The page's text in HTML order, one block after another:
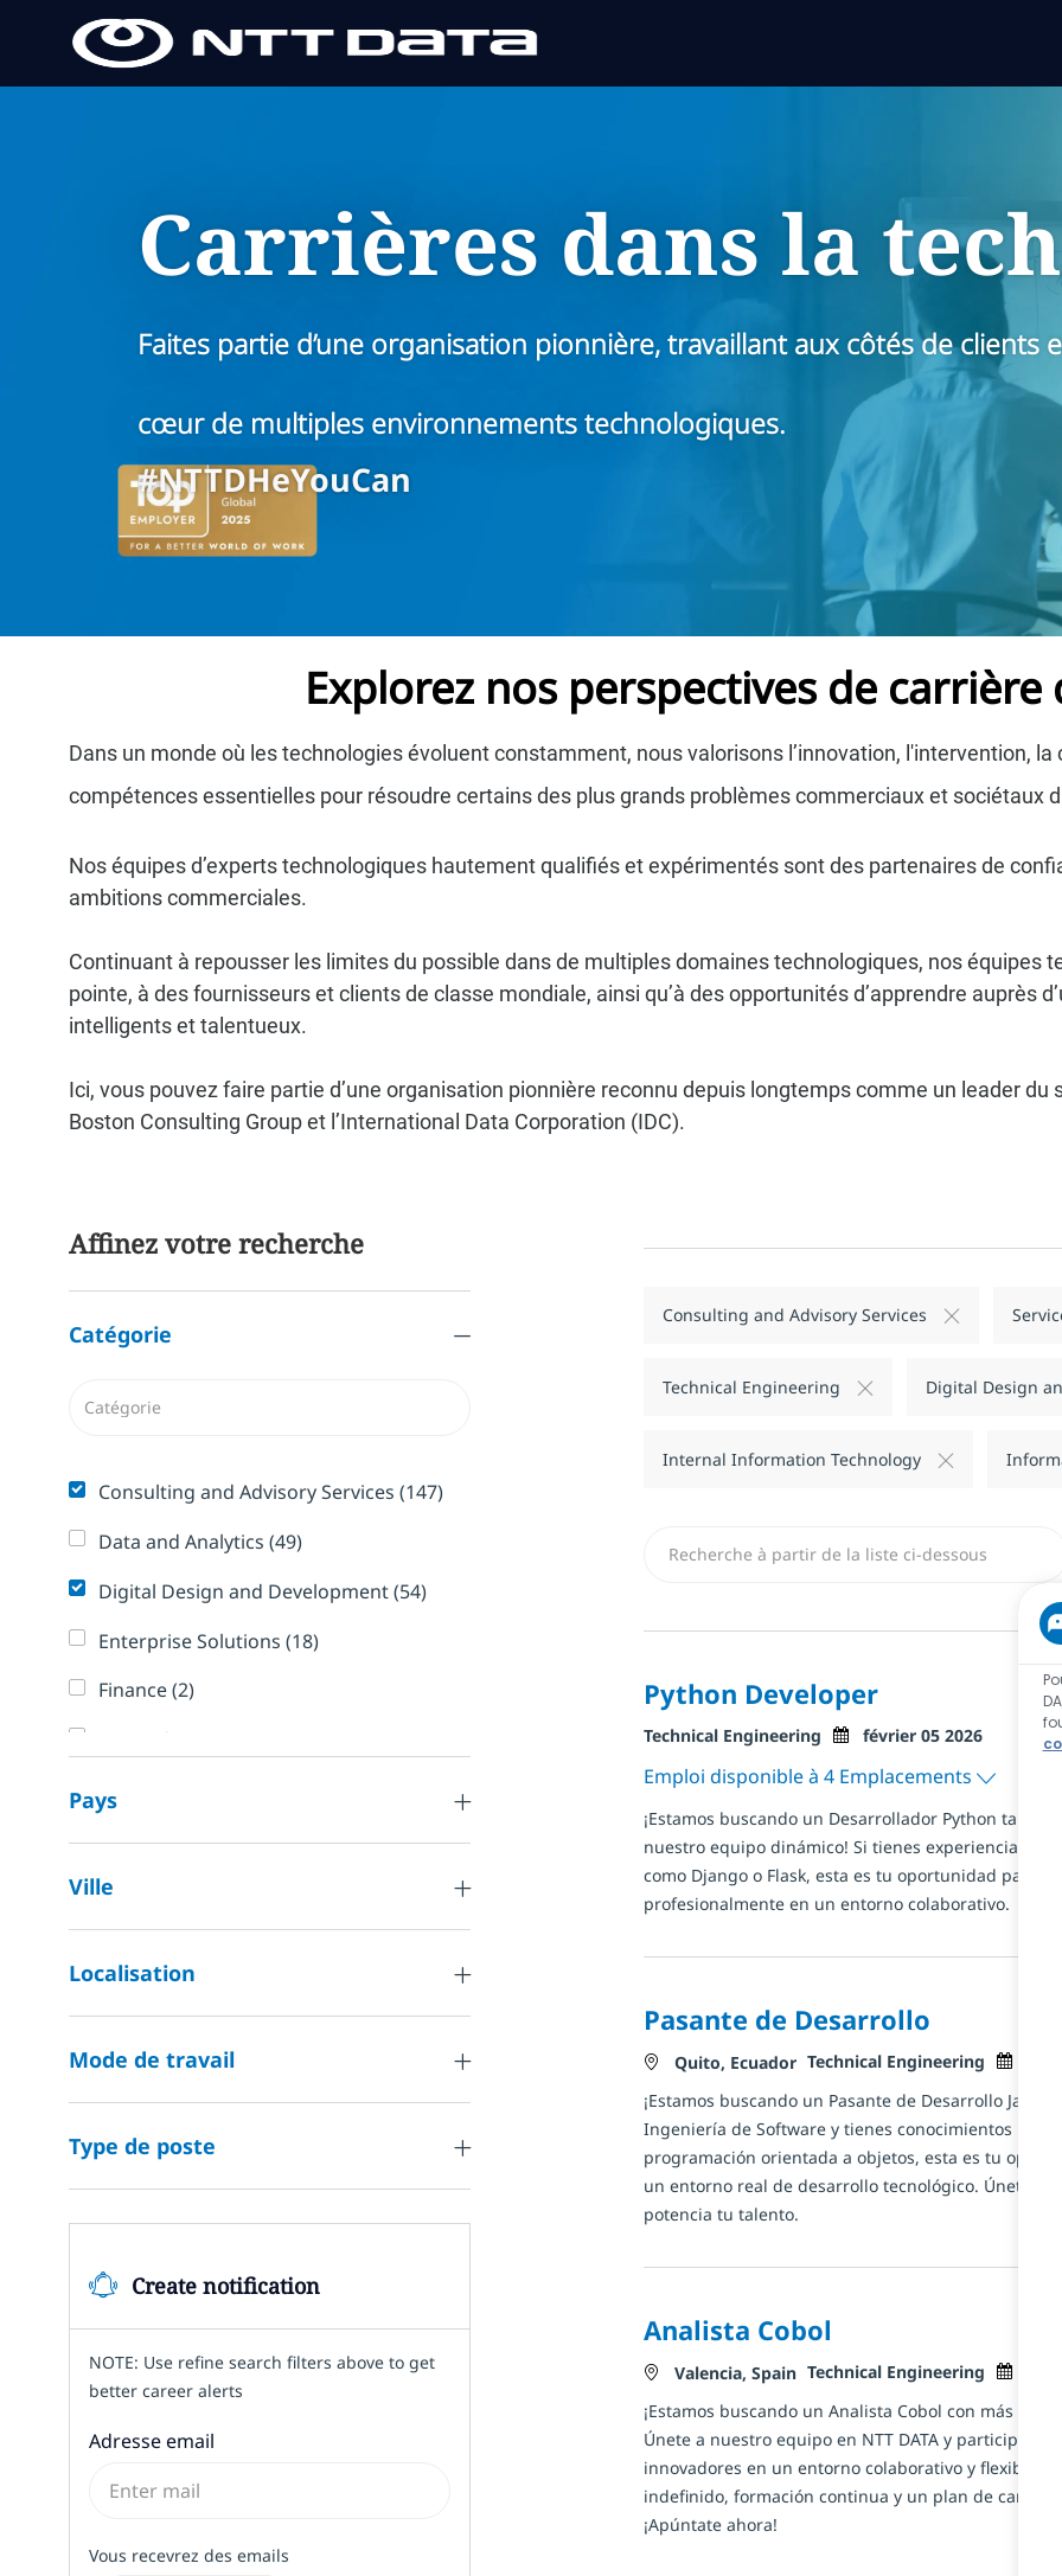
Carrières dans la
Faites partie d’une organisation pionnière, travaillant aux côtés de
cœur de multiples environnements technologiques.
#NTTDHeYouCan
Explorez nos perspectives de carrière
Dans un monde où les technologies évoluent constamment, nous valorisons l’innovation, l'intervention,
compétences essentielles pour résoudre certains des plus grands problèmes commerciaux et sociétaux
Nos équipes d’experts technologiques hautement qualifiés et expérimentés sont des partenaires de
ambitions commerciales.
Continuant à repousser les limites du possible dans de multiples domaines technologiques, nos équipes
pointe, à des fournisseurs et clients de classe mondiale, ainsi qu’à des opportunités d’apprendre auprès
intelligents et talentueux.
Ici, vous pouvez faire partie d’une organisation pionnière reconnu depuis longtemps comme un leader
Boston Consulting Group et l’International Data Corporation (IDC).
Affinez votre recherche
Catégorie
Catégorie
Consulting and Advisory Services (147)Emplois
Data and Analytics (49)Emplois
Digital Design and Development(54)Emplois
Enterprise Solutions (18)Emplois
Finance(2)Emplois
General Business Management,
Information Security
Internal Information Technology(50)
Logistics and Supply Chain
Marketing, Communications and
Creative Design
Other(108)Emplois
Project and Programme Management 6)Emplois
Service Delivery and Client Success
Services/Product Management 4)
Strategy and Planning
Technical Engineering
Pays
Ville
Localisation
Mode de travail
Type de poste
Create notification
NOTE: Use refine search filters above to get
better career alerts
Adresse email
Vous recevrez des emails
Consulting and Advisory Services
Technical Engineering Digital Design
Internal Information Technology
Python Developer
Catégorie
Technical Engineering Posted Date
février 05 2026
Emploi disponible à 4 Emplacements
¡Estamos buscando un Desarrollador Python
nuestro equipo dinámico! Si tienes experiencia en
como Django o Flask, esta es tu oportunidad para
profesionalmente en un entorno colaborativo.
Pasante de Desarrollo
Localisation
Quito, Ecuador Catégorie
Technical Engineering Posted
¡Estamos buscando un Pasante de Desarrollo Java!
Ingeniería de Software y tienes conocimientos
programación orientada a objetos, esta es tu
un entorno real de desarrollo tecnológico. Únete a
potencia tu talento.
Analista Cobol
Localisation
Valencia, Spain Catégorie
Technical Engineering Posted
¡Estamos buscando un Analista Cobol con más de 5
Únete a nuestro equipo en NTT DATA y participa en
innovadores en un entorno colaborativo y flexible.
indefinido, formación continua y un plan de carrera
¡Apúntate ahora!